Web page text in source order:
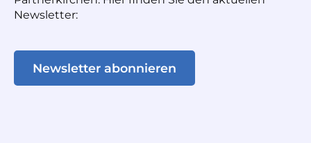
Newsletter:
Newsletter abonnieren